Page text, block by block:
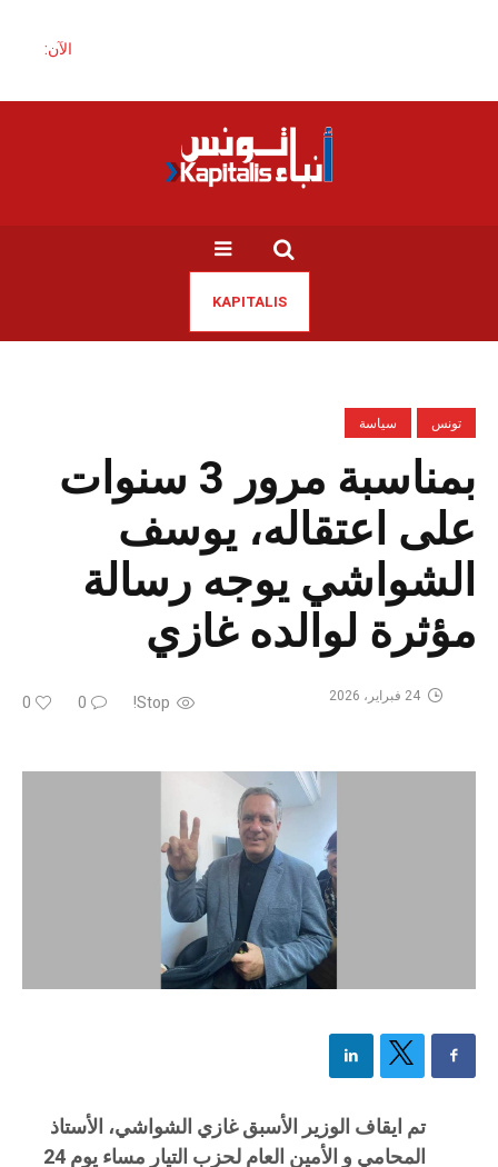
الآن:
KAPITALIS
تونس سياسة
بمناسبة مرور 3 سنوات
على اعتقاله، يوسف
الشواشي يوجه رسالة
مؤثرة لوالده غازي
Stop!
0
0 24 فبراير، 2026
تم ايقاف الوزير الأسبق غازي الشواشي، الأستاذ
المحامي و الأمين العام لحزب التيار مساء يوم 24